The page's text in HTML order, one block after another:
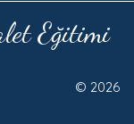
Eğitimi
© 2026